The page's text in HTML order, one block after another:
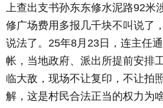
上查出支书孙东东修水泥路92米
修广场费用多报几千块不叫说了
说法了。25年8月23日，连主任
帐，当地政府、派出所提前安排
临大敌，现场不让复印，不让拍
解，这是村民合法正当的权力为